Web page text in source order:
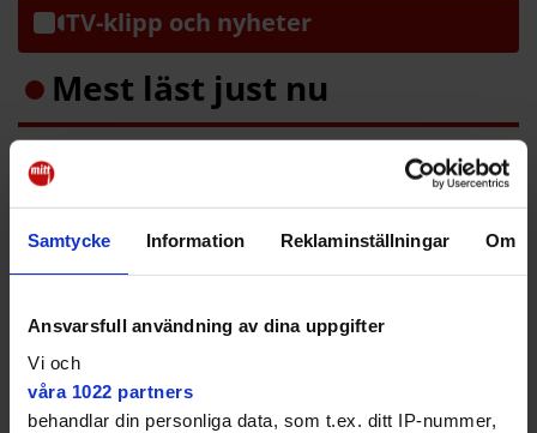
Samtycke Information Reklaminställningar Om
Ansvarsfull användning av dina uppgifter
Vi och
våra 1022 partners
behandlar din personliga data, som t.ex. ditt IP-nummer,
TV-klipp och nyheter
Mest läst just nu
Här är lägenheterna i bostadskön som
ingen vill ha
M: Flytta ambulanshelikoptern till
De fixar husvagnspizzeria i
trädgården